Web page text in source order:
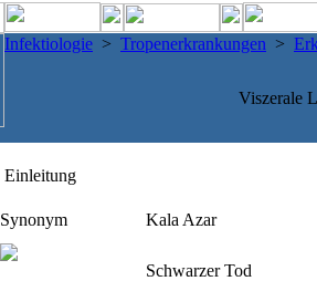
Infektiologie > Tropenerkrankungen >
Viszerale
Einleitung
Synonym Kala Azar
Schwarzer Tod